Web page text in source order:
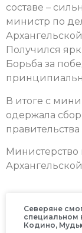
составе –
министр по
Получился
Борьба за
В итоге с
одержала
Северяне
специальном
Кодино,